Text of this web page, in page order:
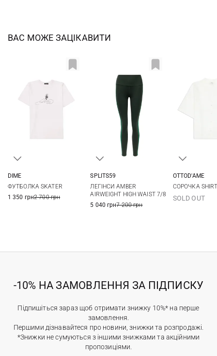
ВАС МОЖЕ ЗАЦІКАВИТИ
DIME
ФУТБОЛКА SKATER
1 350 грн2 700 грн
SPLITS59
ЛЕГІНСИ AMBER
AIRWEIGHT HIGH WAIST 7/8
5 040 грн7 200 грн
OTTOD'AME
СОРОЧКА
SOLD OUT
-10% НА ЗАМОВЛЕННЯ ЗА ПІДПИСКУ
Підпишіться зараз щоб отримати знижку 10%* на перше
замовлення.
Першими дізнавайтеся про новини, знижки та розпродажі.
*Знижки не сумуються з іншими знижками та акційними
пропозиціями.